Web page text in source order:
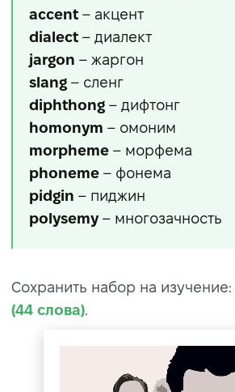
accent – акцент
dialect – диалект
jargon – жаргон
slang – сленг
diphthong – дифтонг
homonym – омоним
morpheme – морфема
phoneme – фонема
pidgin – пиджин
polysemy– многозачность
Сохранить набор на изучение:
(44 слова).